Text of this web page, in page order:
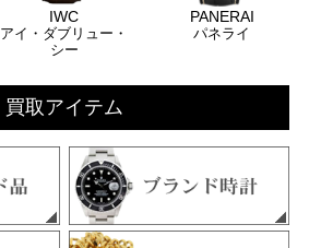
IWC
アイ・ダブリュー・
シー
PANERAI
パネライ
買取アイテム